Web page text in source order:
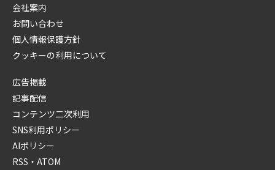
会社案内
お問い合わせ
個人情報保護方針
クッキーの利用について
広告掲載
記事配信
コンテンツ二次利用
SNS利用ポリシー
AIポリシー
RSS・ATOM